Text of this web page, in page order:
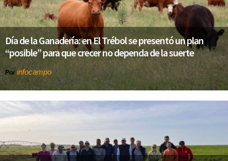
Día de la Ganadería: en El Trébol se presentó un plan
“posible” para que crecer no dependa de la suerte
Por infocampo